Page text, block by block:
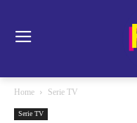
Home Serie TV
Serie TV